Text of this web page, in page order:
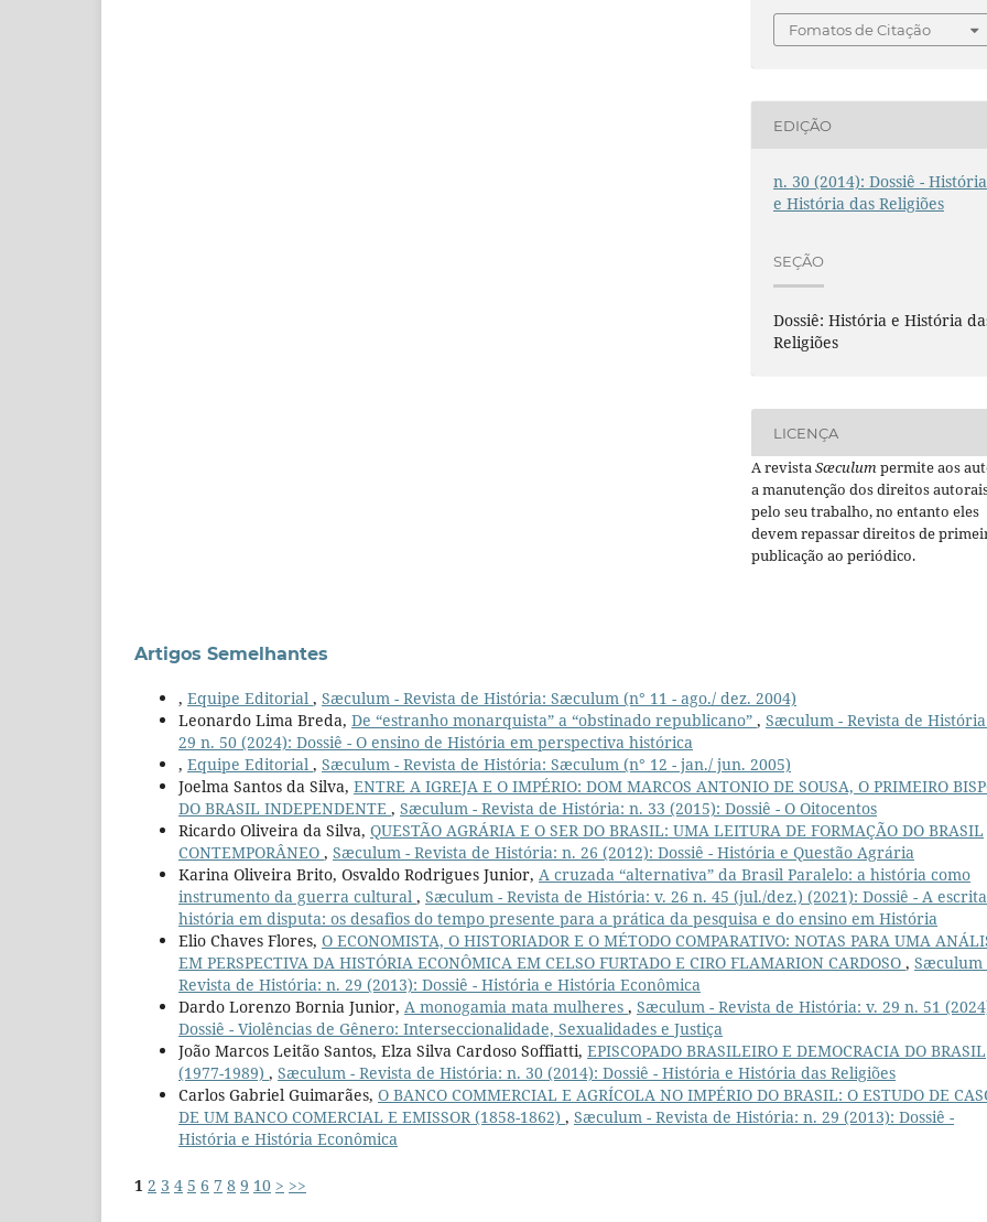
Fomatos de Citação
EDIÇÃO
n. 30 (2014): Dossiê - História
e História das Religiões
SEÇÃO
Dossiê: História e História
Religiões
LICENÇA
A revistaSæculumpermite aos
a manutenção dos direitos
pelo seu trabalho, no entanto eles
devem repassar direitos de
publicação ao periódico.
Artigos Semelhantes
, Equipe Editorial , Sæculum - Revista de História: Sæculum (n° 11 - ago./ dez. 2004)
Leonardo Lima Breda, De “estranho monarquista” a “obstinado republicano” , Sæculum - Revista de
29 n. 50 (2024): Dossiê - O ensino de História em perspectiva histórica
, Equipe Editorial , Sæculum - Revista de História: Sæculum (n° 12 - jan./ jun. 2005)
Joelma Santos da Silva, ENTRE A IGREJA E O IMPÉRIO: DOM MARCOS ANTONIO DE SOUSA, O PRIMEIRO
DO BRASIL INDEPENDENTE , Sæculum - Revista de História: n. 33 (2015): Dossiê - O Oitocentos
Ricardo Oliveira da Silva, QUESTÃO AGRÁRIA E O SER DO BRASIL: UMA LEITURA DE FORMAÇÃO DO BRASIL
CONTEMPORÂNEO , Sæculum - Revista de História: n. 26 (2012): Dossiê - História e Questão Agrária
Karina Oliveira Brito, Osvaldo Rodrigues Junior, A cruzada “alternativa” da Brasil Paralelo: a história como
instrumento da guerra cultural , Sæculum - Revista de História: v. 26 n. 45 (jul./dez.) (2021): Dossiê - A
história em disputa: os desafios do tempo presente para a prática da pesquisa e do ensino em História
Elio Chaves Flores, O ECONOMISTA, O HISTORIADOR E O MÉTODO COMPARATIVO: NOTAS PARA UMA
EM PERSPECTIVA DA HISTÓRIA ECONÔMICA EM CELSO FURTADO E CIRO FLAMARION CARDOSO , Sæculum
Revista de História: n. 29 (2013): Dossiê - História e História Econômica
Dardo Lorenzo Bornia Junior, A monogamia mata mulheres , Sæculum - Revista de História: v. 29 n. 51
Dossiê - Violências de Gênero: Interseccionalidade, Sexualidades e Justiça
João Marcos Leitão Santos, Elza Silva Cardoso Soffiatti, EPISCOPADO BRASILEIRO E DEMOCRACIA DO BRASIL
(1977-1989) , Sæculum - Revista de História: n. 30 (2014): Dossiê - História e História das Religiões
Carlos Gabriel Guimarães, O BANCO COMMERCIAL E AGRÍCOLA NO IMPÉRIO DO BRASIL: O ESTUDO DE
DE UM BANCO COMERCIAL E EMISSOR (1858-1862) , Sæculum - Revista de História: n. 29 (2013): Dossiê -
História e História Econômica
1 2 3 4 5 6 7 8 9 10 > >>